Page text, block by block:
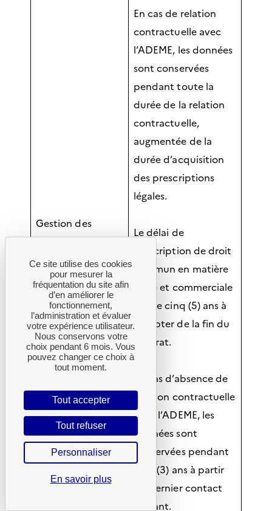
Gestion des
demandes
d’information et
réclamations des
utilisateurs
En cas de relation
contractuelle avec
l’ADEME, les données
sont conservées
pendant toute la
durée de la relation
contractuelle,
augmentée de la
durée d’acquisition
des prescriptions
légales.
Le délai de
prescription de droit
commun en matière
civile et commerciale
est de cinq (5) ans à
compter de la fin du
contrat.
En cas d’absence de
relation contractuelle
avec l’ADEME, les
données sont
conservées pendant
trois (3) ans à partir
du dernier contact
entrant.
Ce site utilise des cookies
pour mesurer la
fréquentation du site afin
d’en améliorer le
fonctionnement,
l’administration et évaluer
votre expérience utilisateur.
Nous conservons votre
choix pendant 6 mois. Vous
pouvez changer ce choix à
tout moment.
Tout accepter
Tout refuser
Personnaliser
En savoir plus